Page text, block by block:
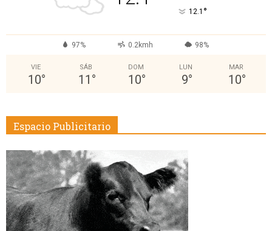
12.1 °
97% 0.2kmh 98%
VIE
10°
SÁB
11 °
DOM
10°
LUN
9°
MAR
10°
Espacio Publicitario